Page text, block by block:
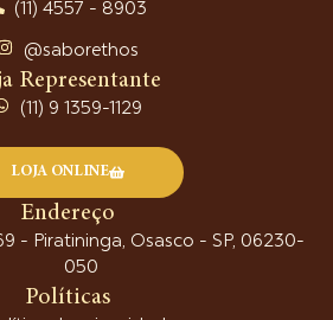
(11) 4557 - 8903
@saborethos
Representante
(11) 9 1359-1129
LOJA ONLINE
Endereço
- Piratininga, Osasco - SP, 06230-
050
Políticas